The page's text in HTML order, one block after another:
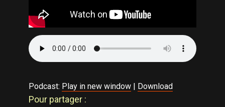
Podcast: Play in new window | Download
Pour partager :